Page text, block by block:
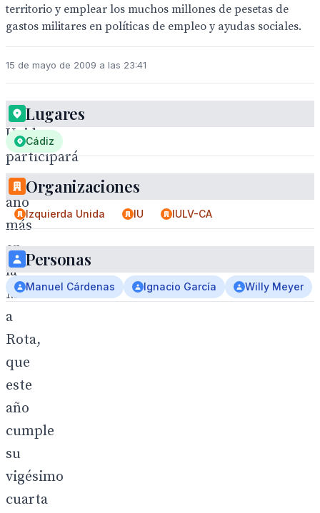
territorio y emplear los muchos millones de pesetas de
gastos militares en políticas de empleo y ayudas sociales.
15 de mayo de 2009 a las 23:41
Izquierda
Unida
participará
un
año
más
en
la
Marcha
a
Rota,
que
este
año
cumple
su
vigésimo
cuarta
Lugares
Cádiz
Organizaciones
Izquierda Unida IU IULV-CA
Personas
Manuel Cárdenas Ignacio García Willy Meyer